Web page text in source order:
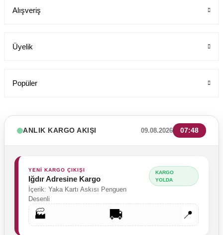
Alışveriş
Üyelik
Popüler
ANLIK KARGO AKIŞI 09.08.2026 07:48
YENİ KARGO ÇIKIŞI
Iğdır Adresine Kargo
İçerik: Yaka Kartı Askısı Penguen
Desenli
KARGO
YOLDA
🏭 🚚 📍